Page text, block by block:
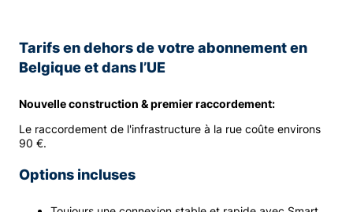
Tarifs en dehors de votre abonnement en
Belgique et dans l’UE
Nouvelle construction & premier raccordement:
Le raccordement de l'infrastructure à la rue coûte environs
90 €.
Options incluses